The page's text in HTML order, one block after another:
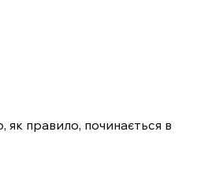
правило, починається в